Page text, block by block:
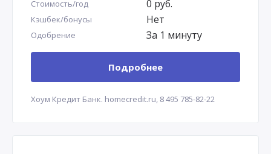
Стоимость/год 0 руб.
Кэшбек/бонусы Нет
Одобрение За 1 минуту
Подробнее
Хоум Кредит Банк. homecredit.ru, 8 495 785-82-22